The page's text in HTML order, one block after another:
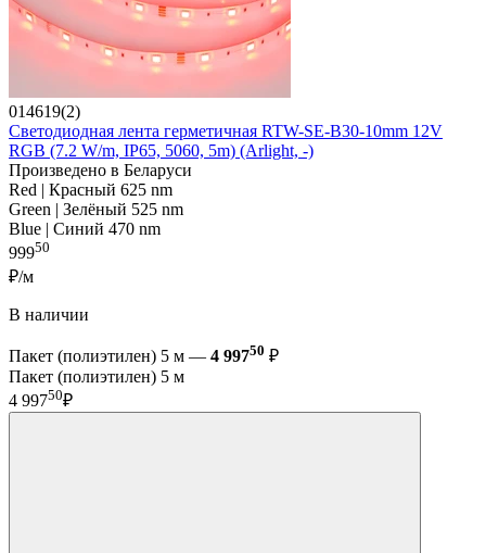
014619(2)
Светодиодная лента герметичная RTW-SE-B30-10mm 12V
RGB (7.2 W/m, IP65, 5060, 5m) (Arlight, -)
Произведено в Беларуси
Red | Красный 625 nm
Green | Зелёный 525 nm
Blue | Синий 470 nm
99950
₽/м
В наличии
Пакет (полиэтилен) 5 м — 4 99750 ₽
Пакет (полиэтилен) 5 м
4 99750₽